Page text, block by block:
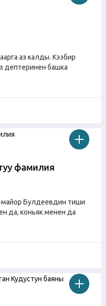
аз калды. Кээбир
дептеринен башка
фамилия
Булдеевдин тиши
да, коньяк менен да